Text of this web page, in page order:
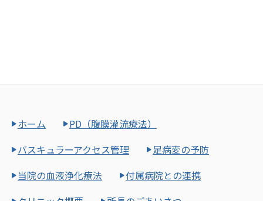
ホーム
PD（腹膜灌流療法）
バスキュラーアクセス管理
足病変の予防
当院の血液浄化療法
付属病院との連携